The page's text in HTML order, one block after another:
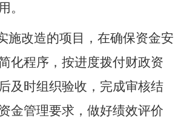
。
施改造的项目，在确保资金安
化程序，按进度拨付财政资
及时组织验收，完成审核结
金管理要求，做好绩效评价